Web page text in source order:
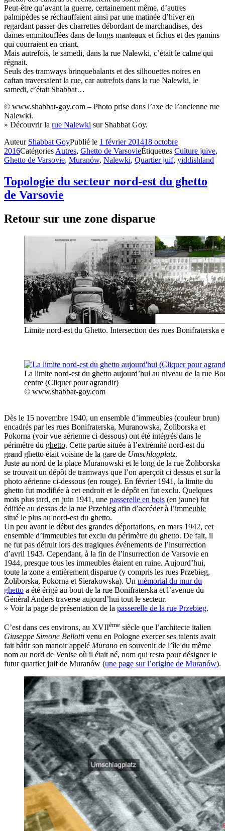
Peut-être qu’avant la guerre, certainement même, d’autres
palmipèdes se réchauffaient ainsi par une matinée d’hiver en
regardant passer des charrettes débordant de marchandises, des
dames emmitouflées dans de longs manteaux et fichus et des gamins
qui courraient en criant.
Mais autrefois, le samedi, dans la rue Nalewki, c’était le calme qui
régnait.
Seuls des tramways brinquebalants et des silhouettes noires en
caftan traversaient la rue, car autrefois dans la rue Nalewki, le
samedi, c’était Shabbat…
© www.shabbat-goy.com – Photo prise dans l’axe de l’ancienne rue
Nalewki.
» Découvrir la rue Nalewki sur Shabbat Goy.
Auteur Shabbat GoyPublié le 1 février 201418 octobre
2016Catégories Autres, Ghetto de VarsovieÉtiquettes Culture juive,
Ghetto de Varsovie, Muranów, Nalewki, Quartier juif, yiddishland
Topologie du secteur nord-est du ghetto
de Varsovie
Retour sur une zone disparue
Limite nord-est du Ghetto. Intersection des rues Bonifraterska
La limite nord-est du ghetto aujourd’hui au niveau de la rue
centre (Cliquer pour agrandir)
© www.shabbat-goy.com
Dès le 15 novembre 1940, un ensemble d’immeubles (couleur brun)
encadrés par les rues Bonifraterska, Muranowska, Żoliborska et
Pokorna (voir vue aérienne ci-dessous) ont été intégrés dans le
périmètre du ghetto. Cette partie située à l’extrémité nord-est du
grand ghetto était voisine de la gare de Umschlagplatz.
Juste au nord de la place Muranowski et le long de la rue Żoliborska
se trouvait un dépôt de tramways que l’on aperçoit ci dessus et sur la
photo aérienne ci-dessous (en rouge). En février 1941, la limite du
ghetto fut modifiée à cet endroit et le dépôt en fut exclu. Quelques
mois plus tard, en juin 1941, une passerelle en bois (en jaune) fut
édifiée au dessus de la rue Przebieg afin d’accéder à l’immeuble
situé le plus au nord-est du ghetto.
Un peu avant le début des grandes déportations, en mars 1942, cet
ensemble d’immeubles fut exclu du périmètre du ghetto. De fait, il
ne fut pas détruit lors des tragiques événements de l’insurrection
d’avril 1943. Cependant, à la fin de l’insurrection de Varsovie en
1944, presque tous les immeubles étaient en ruine. Aujourd’hui,
toute la zone a entièrement disparue (y compris les rues Przebieg,
Żoliborska, Pokorna et Sierakowska). Un mémorial du mur du
ghetto a été érigé au bout de la rue Bonifraterska et l’avenue du
Général Anders traverse aujourd’hui tout le secteur.
» Voir la page de présentation de la passerelle de la rue Przebieg.
C’est dans ces environs, au XVIIème siècle que l’architecte italien
Giuseppe Simone Bellotti venu en Pologne exercer ses talents avait
fait bâtir son manoir appelé Murano en souvenir de l’île du même
nom au nord de Venise où il était né, nom qui resta pour désigner le
futur quartier juif de Muranów (une page sur l’origine de Muranów).